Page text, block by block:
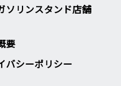
ソリンスタンド店舗
要
バシーポリシー